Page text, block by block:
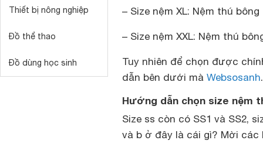
Thiết bị nông nghiệp
Đồ thể thao
Đồ dùng học sinh
– Size nệm XL: Nệm thú
– Size nệm XXL: Nệm thú
Tuy nhiên để chọn được
dẫn bên dưới mà Websosanh
Hướng dẫn chọn size nệm
Size ss còn có SS1 và SS2,
và b ở đây là cái gì? Mời các